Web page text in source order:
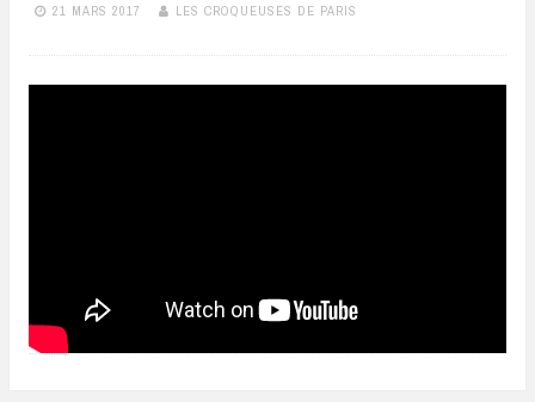
21 MARS 2017 LES CROQUEUSES DE PARIS